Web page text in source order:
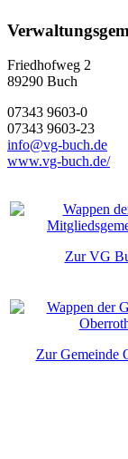
Friedhofweg 2
89290 Buch
07343 9603-0
07343 9603-23
info@vg-buch.de
www.vg-buch.de/
Zur VG
Zur Gemeinde